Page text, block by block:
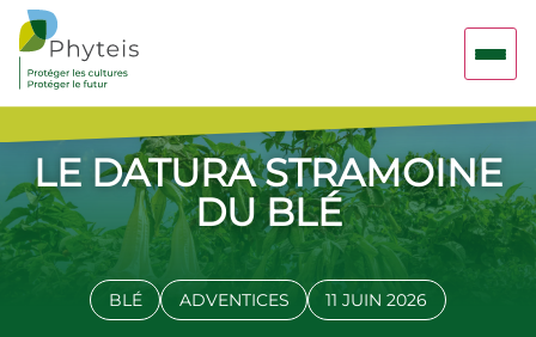
LE DATURA STRAMOINE
DU BLÉ
BLÉ ADVENTICES 11 JUIN 2026